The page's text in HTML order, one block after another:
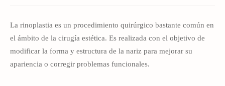
La rinoplastia es un procedimiento quirúrgico bastante común en
el ámbito de la cirugía estética. Es realizada con el objetivo de
modificar la forma y estructura de la nariz para mejorar su
apariencia o corregir problemas funcionales.